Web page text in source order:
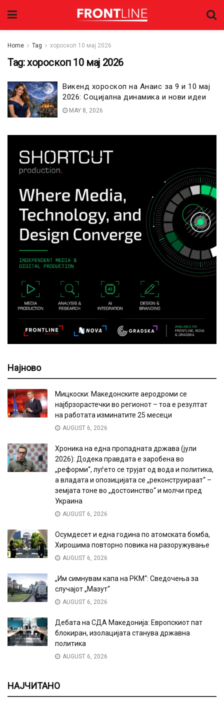
Home Tag хороскоп 10 мај 2026
Tag:хороскоп 10 мај 2026
Викенд хороскоп на Анаис за 9 и 10 мај
2026: Социјална динамика и нови идеи
MAY 8, 2026
Најново
Мицкоски: Македонските аеродроми се
најбрзорастечки во регионот – тоа е резултат
на работата изминатите 25 месеци
AUGUST 6, 2026
Хроника на една пропадната држава (јули
2026): Додека правдата е заробена во
„реформи“, луѓето се трујат од вода и политика,
а владата и опозицијата се „реконструираат“ –
земјата тоне во „достоинство“ и молчи пред
Украина
AUGUST 6, 2026
Осумдесет и една година по атомската бомба,
Хирошима повторно повика на разоружување
AUGUST 6, 2026
„Им симнувам капа на РКМ“: Сведочења за
случајот „Мазут“
AUGUST 6, 2026
Дебата на СДА Македонија: Европскиот пат
блокиран, изолацијата станува државна
политика
AUGUST 6, 2026
НАЈЧИТАНО